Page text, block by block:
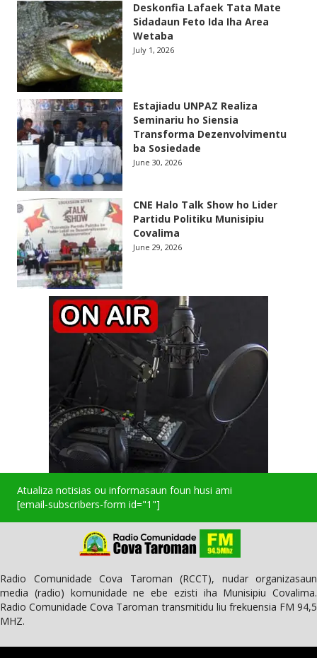
Deskonfia Lafaek Tata Mate
Sidadaun Feto Ida Iha Area
Wetaba
July 1, 2026
Estajiadu UNPAZ Realiza
Seminariu ho Siensia
Transforma Dezenvolvimentu
ba Sosiedade
June 30, 2026
CNE Halo Talk Show ho Lider
Partidu Politiku Munisipiu
Covalima
June 29, 2026
Atualiza notisias ou informasaun foun husi ami
[email-subscribers-form id="1"]
Radio Comunidade Cova Taroman (RCCT), nudar organizasaun
media (radio) komunidade ne ebe ezisti iha Munisipiu Covalima.
Radio Comunidade Cova Taroman transmitidu liu frekuensia FM 94,5
MHZ.